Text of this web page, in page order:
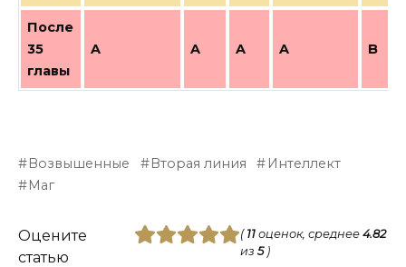
После
35
главы
A A A A B
Возвышенные Вторая линия
Интеллект
Маг
Оцените
статью
( 11 оценок, среднее4.82
из5)